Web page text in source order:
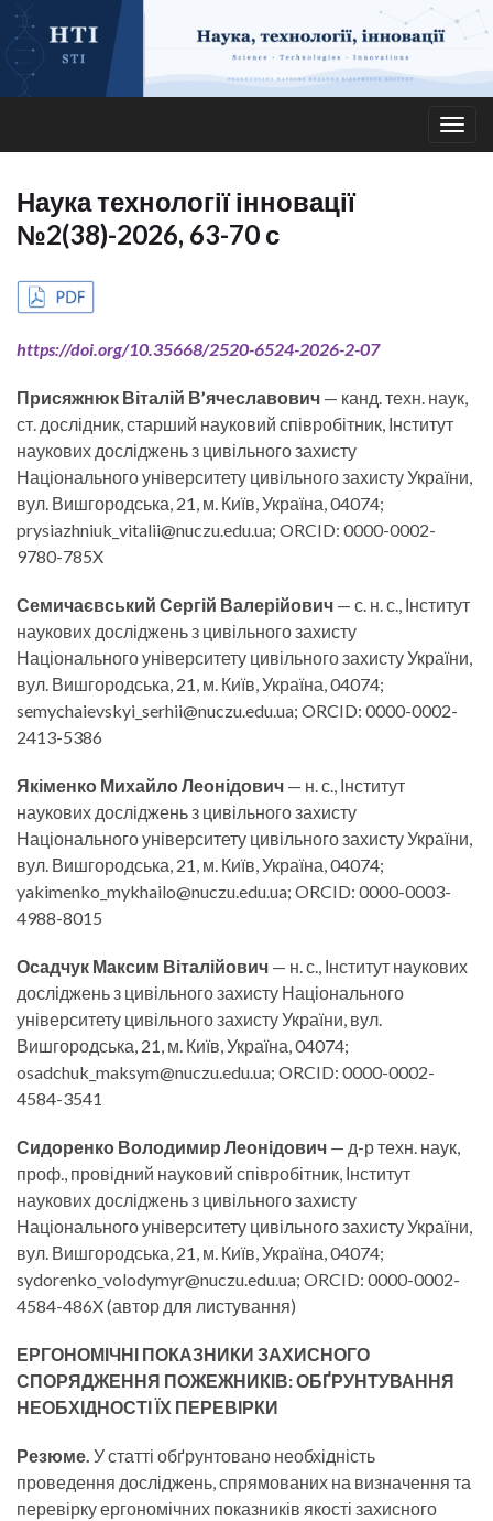
Наука технології інновації
№2(38)-2026, 63-70 с
https://doi.org/10.35668/2520-6524-2026-2-07
Присяжнюк Віталій В’ячеславович — канд. техн. наук,
ст. дослідник, старший науковий співробітник, Інститут
наукових досліджень з цивільного захисту
Національного університету цивільного захисту України,
вул. Вишгородська, 21, м. Київ, Україна, 04074;
prysiazhniuk_vitalii@nuczu.edu.ua; ORCID: 0000-0002-
9780-785X
Семичаєвський Сергій Валерійович — с. н. с., Інститут
наукових досліджень з цивільного захисту
Національного університету цивільного захисту України,
вул. Вишгородська, 21, м. Київ, Україна, 04074;
semychaievskyi_serhii@nuczu.edu.ua; ORCID: 0000-0002-
2413-5386
Якіменко Михайло Леонідович — н. с., Інститут
наукових досліджень з цивільного захисту
Національного університету цивільного захисту України,
вул. Вишгородська, 21, м. Київ, Україна, 04074;
yakimenko_mykhailo@nuczu.edu.ua; ORCID: 0000-0003-
4988-8015
Осадчук Максим Віталійович — н. с., Інститут наукових
досліджень з цивільного захисту Національного
університету цивільного захисту України, вул.
Вишгородська, 21, м. Київ, Україна, 04074;
osadchuk_maksym@nuczu.edu.ua; ORCID: 0000-0002-
4584-3541
Сидоренко Володимир Леонідович — д-р техн. наук,
проф., провідний науковий співробітник, Інститут
наукових досліджень з цивільного захисту
Національного університету цивільного захисту України,
вул. Вишгородська, 21, м. Київ, Україна, 04074;
sydorenko_volodymyr@nuczu.edu.ua; ORCID: 0000-0002-
4584-486X (автор для листування)
ЕРГОНОМІЧНІ ПОКАЗНИКИ ЗАХИСНОГО
СПОРЯДЖЕННЯ ПОЖЕЖНИКІВ:ОБҐРУНТУВАННЯ
НЕОБХІДНОСТІ ЇХ ПЕРЕВІРКИ
Резюме. У статті обґрунтовано необхідність
проведення досліджень, спрямованих на визначення та
перевірку ергономічних показників якості захисного